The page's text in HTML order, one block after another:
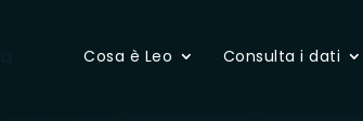
Cosa è Leo Consulta i dati